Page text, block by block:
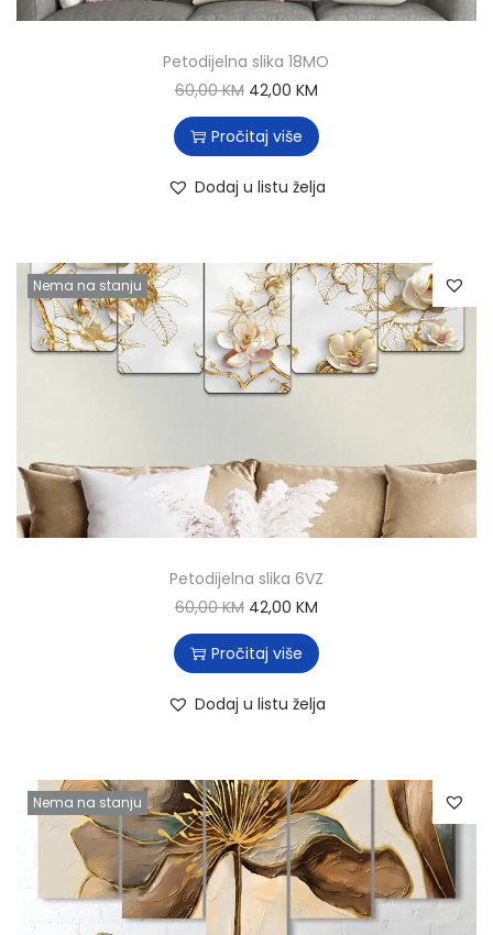
Petodijelna slika 18MO
60,00KM 42,00 KM
Pročitaj više
Dodaj u listu želja
Nema na stanju
Petodijelna slika 6VZ
60,00KM 42,00 KM
Pročitaj više
Dodaj u listu želja
Nema na stanju